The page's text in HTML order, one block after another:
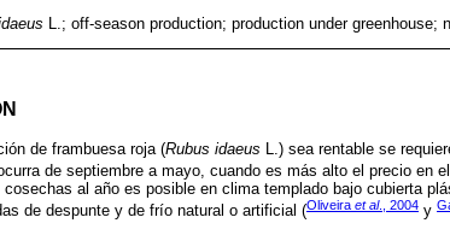
L.; off-season production; production under greenhouse;
de frambuesa roja (Rubus idaeus L.) sea rentable se
de septiembre a mayo, cuando es más alto el precio en
al año es posible en clima templado bajo cubierta
de despunte y de frío natural o artificial (Oliveira et al., 2004 y